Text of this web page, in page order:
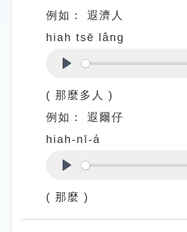
例如：
遐濟人
hiah tsē lâng
( 那麼多人 )
例如：
遐爾仔
hiah-nī-á
( 那麼 )